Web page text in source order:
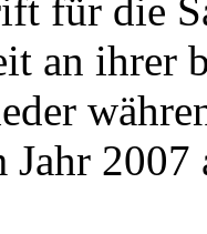
für die
an ihrer
Jahr 2007